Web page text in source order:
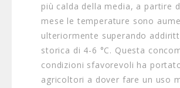
più calda della media, a partire
mese le temperature sono
ulteriormente superando
storica di 4-6 °C. Questa
condizioni sfavorevoli ha
agricoltori a dover fare un uso